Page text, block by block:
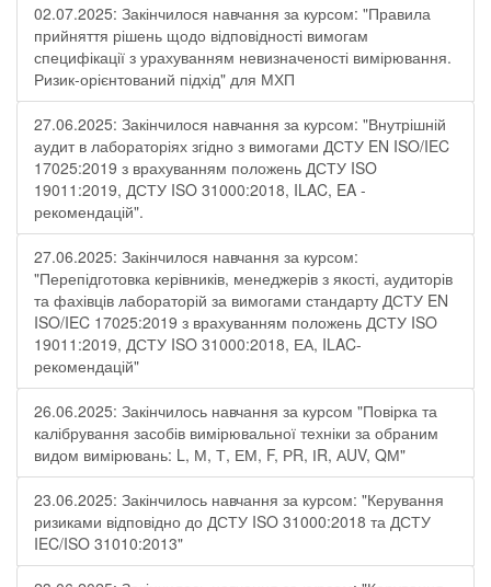
02.07.2025: Закінчилося навчання за курсом: "Правила
прийняття рішень щодо відповідності вимогам
специфікації з урахуванням невизначеності вимірювання.
Ризик-орієнтований підхід" для МХП
27.06.2025: Закінчилося навчання за курсом: "Внутрішній
аудит в лабораторіях згідно з вимогами ДСТУ EN ISO/IEC
17025:2019 з врахуванням положень ДСТУ ISO
19011:2019, ДСТУ ISO 31000:2018, ILAC, EA -
рекомендацій".
27.06.2025: Закінчилося навчання за курсом:
"Перепідготовка керівників, менеджерів з якості, аудиторів
та фахівців лабораторій за вимогами стандарту ДСТУ EN
ISO/IEC 17025:2019 з врахуванням положень ДСТУ ISO
19011:2019, ДСТУ ISO 31000:2018, ЕА, ILAC-
рекомендацій"
26.06.2025: Закінчилось навчання за курсом "Повірка та
калібрування засобів вимірювальної техніки за обраним
видом вимірювань: L, М, Т, ЕМ, F, РR, ІR, АUV, QМ"
23.06.2025: Закінчилось навчання за курсом: "Керування
ризиками відповідно до ДСТУ ISO 31000:2018 та ДСТУ
IEC/ISO 31010:2013"